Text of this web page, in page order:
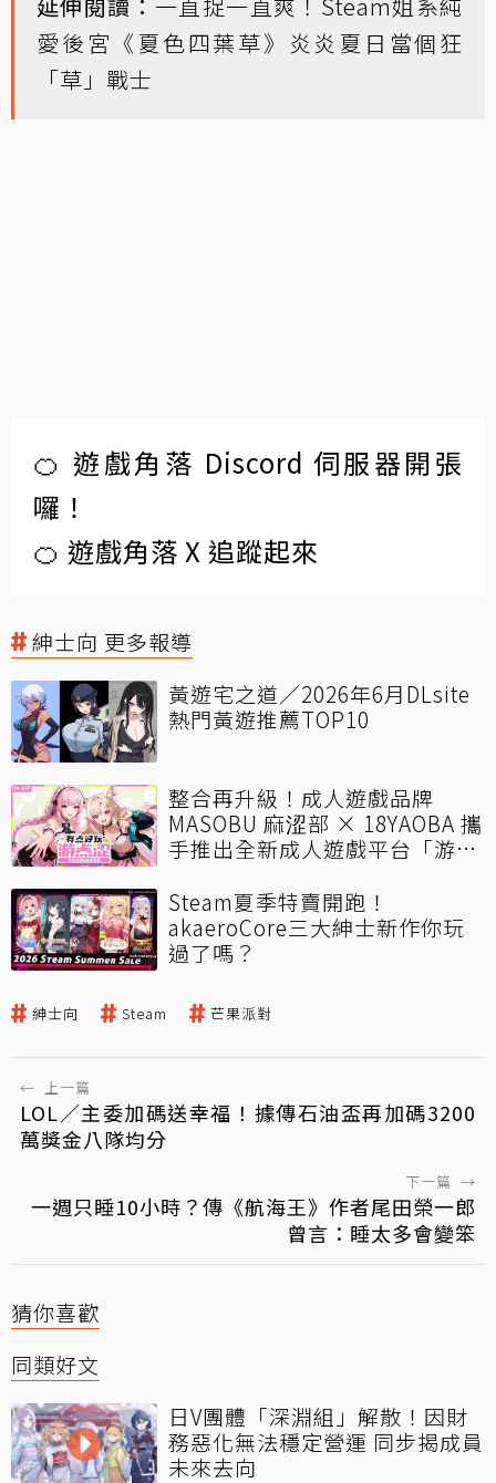
愛後宮《夏色四葉草》炎炎夏日當個狂
「草」戰士
🍊 遊戲角落 Discord 伺服器開張
囉！
🍊 遊戲角落 X 追蹤起來
紳士向 更多報導
黃遊宅之道／2026年6月DLsite
熱門黃遊推薦TOP10
整合再升級！成人遊戲品牌
MASOBU 麻涩部 × 18YAOBA 攜
手推出全新成人遊戲平台「游点
遊戲體驗
Steam夏季特賣開跑！
akaeroCore三大紳士新作你玩
過了嗎？
紳士向 Steam 芒果派對
← 上一篇
LOL／主委加碼送幸福！據傳石油盃再加碼3200
萬獎金八隊均分
下一篇 →
一週只睡10小時？傳《航海王》作者尾田榮一郎
曾言：睡太多會變笨
猜你喜歡
同類好文
日V團體「深淵組」解散！因財
務惡化無法穩定營運 同步揭成員
未來去向